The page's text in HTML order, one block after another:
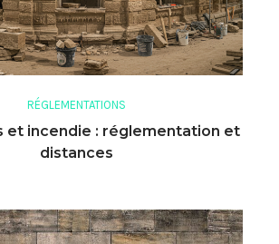
RÉGLEMENTATIONS
et incendie : réglementation et
distances